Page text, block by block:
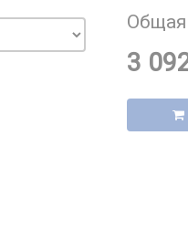
3